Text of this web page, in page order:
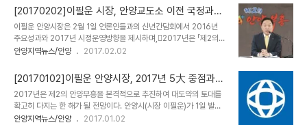
크에서 시는 자전거 상설교육 수료생의 단합 라이딩을 위한 프로그램
신설과 불법상행위에 대해 순찰 및 단속을 강화하여 시민의 휴식공간
확보 및 자전거 안전주행을 위해 노력하겠다고 밝혔다. 이필운 시장은
“시민들이 안전하게 자전거를 탈수 있는 여건을 마련하여 건강증진은
물론 여가생활을 즐길 수 있는 힐링 건강도시를 만들어가겠다.”고 말
크’는 2014년 8월부터 시작하여 현재까지..
[20170202]이필운 시장, 안양교도소 이전 국정과제
선정 추진
이필운 안양시장은 2월 1일 언론인들과의 신년간담회에서 2016년
주요성과와 2017년 시정운영방향을 제시하며,󰡒2017년은 「제2의
안양부흥」을 본격적으로 추진하여 대도약의 토대를 확고히 다지는 한
제2부흥추진단을 신설하고 시가 역점적으로 추진할 5대 핵심전략사
업을 선정하여「제2의 안양부흥」을 위한 토대를 마련했다. 우선, 구)농
림축산검역본부 부지는 지난 1월 19일 경기도시공사와 기본협약을 체
결하여 사업성을 확보하였고, 안양교도소 이전은 23만여명이 서명운
동을 전개하는 등 시민들의 관심 속에 관련기관과의 업무협의를 통해
안양지역뉴스/안양 2017.02.02
[20170102]이필운 안양시장, 2017년 5大 중점과제
밝혀
2017년은 제2의 안양부흥을 본격적으로 추진하여 대도약의 토대를
확고히 다지는 한 해가 될 전망이다. 안양시(시장 이필운)가 1일 발표
한 2017년도 신년사에서 이필운 시장은 선포 원년이었던 지난 2016
안양지역뉴스/안양 2017.01.02